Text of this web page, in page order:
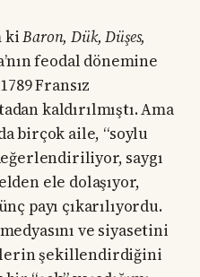
kiBaron, Dük, Düşes,
feodal dönemine
Fransız
kaldırılmıştı. Ama
birçok aile, “soylu
saygı
ele dolaşıyor,
payı çıkarılıyordu.
ve siyasetini
şekillendirdiğini